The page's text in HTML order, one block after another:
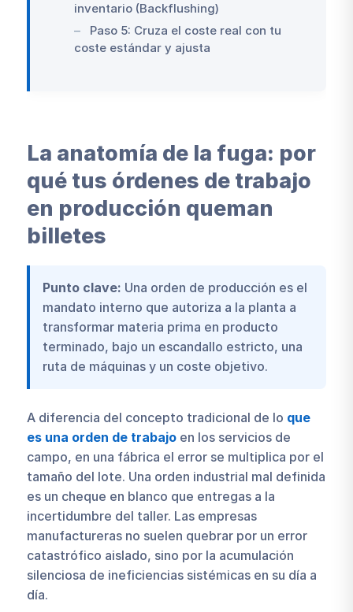
inventario (Backflushing)
Paso 5: Cruza el coste real con tu
coste estándar y ajusta
La anatomía de la fuga: por
qué tus órdenes de trabajo
en producción queman
billetes
Punto clave: Una orden de producción es el
mandato interno que autoriza a la planta a
transformar materia prima en producto
terminado, bajo un escandallo estricto, una
ruta de máquinas y un coste objetivo.
A diferencia del concepto tradicional de lo que
es una orden de trabajoen los servicios de
campo, en una fábrica el error se multiplica por el
tamaño del lote. Una orden industrial mal definida
es un cheque en blanco que entregas a la
incertidumbre del taller. Las empresas
manufactureras no suelen quebrar por un error
catastrófico aislado, sino por la acumulación
silenciosa de ineficiencias sistémicas en su día a
día.